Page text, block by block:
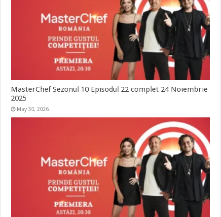
MasterChef Sezonul 10 Episodul 22 complet 24 Noiembrie
2025
May 30, 2026